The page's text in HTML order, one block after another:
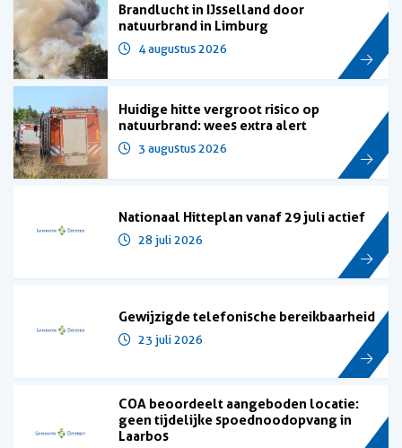
Brandlucht in IJsselland door
natuurbrand in Limburg
4 augustus 2026
Huidige hitte vergroot risico op
natuurbrand: wees extra alert
3 augustus 2026
Nationaal Hitteplan vanaf 29 juli actief
28 juli 2026
Gewijzigde telefonische bereikbaarheid
23 juli 2026
COA beoordeelt aangeboden locatie:
geen tijdelijke spoednoodopvang in
Laarbos